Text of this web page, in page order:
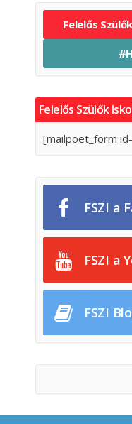
Felelős
Felelős Szülők
[mailpoet_form
FSZI a
FSZI a
FSZI